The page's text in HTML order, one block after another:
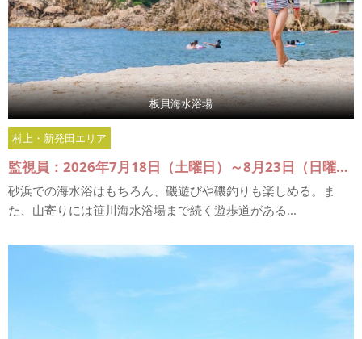
板貝海水浴場
村上・新発田エリア
監視員：2026年7月18日（土曜日）～8月23日（日曜日）
砂浜での海水浴はもちろん、磯遊びや磯釣りも楽しめる。ま
た、山寄りには笹川海水浴場まで続く遊歩道がある...